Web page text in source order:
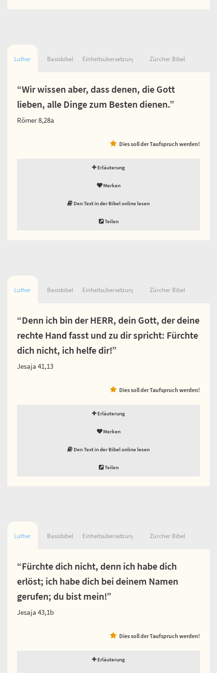
Luther Basisbibel Einheitsübersetzung Zürcher Bibel
“Wir wissen aber, dass denen, die Gott
lieben, alle Dinge zum Besten dienen.”
Römer 8,28a
Dies soll der Taufspruch werden!
Erläuterung
Merken
Den Text in der Bibel online lesen
Teilen
Luther Basisbibel Einheitsübersetzung Zürcher Bibel
“Denn ich bin der HERR, dein Gott, der deine
rechte Hand fasst und zu dir spricht: Fürchte
dich nicht, ich helfe dir!”
Jesaja 41,13
Dies soll der Taufspruch werden!
Erläuterung
Merken
Den Text in der Bibel online lesen
Teilen
Luther Basisbibel Einheitsübersetzung Zürcher Bibel
“Fürchte dich nicht, denn ich habe dich
erlöst; ich habe dich bei deinem Namen
gerufen; du bist mein!”
Jesaja 43,1b
Dies soll der Taufspruch werden!
Erläuterung